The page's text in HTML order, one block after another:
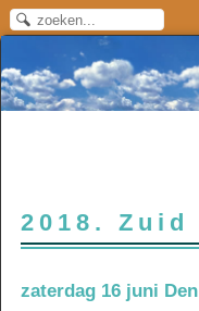
2018. Zuid
zaterdag 16 juni